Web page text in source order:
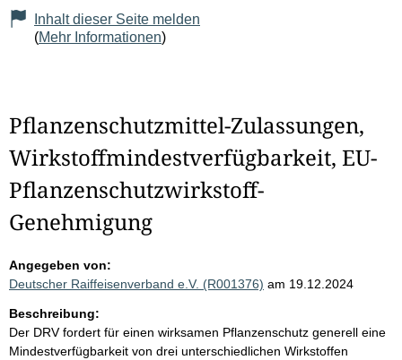
Inhalt dieser Seite melden
(Mehr Informationen)
Pflanzenschutzmittel-Zulassungen,
Wirkstoffmindestverfügbarkeit, EU-
Pflanzenschutzwirkstoff-
Genehmigung
Angegeben von:
Deutscher Raiffeisenverband e.V. (R001376) am 19.12.2024
Beschreibung:
Der DRV fordert für einen wirksamen Pflanzenschutz generell eine
Mindestverfügbarkeit von drei unterschiedlichen Wirkstoffen